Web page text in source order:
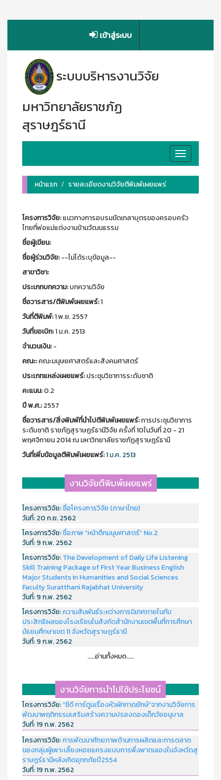
เข้าสู่ระบบ
ระบบบริหารงานวิจัย
มหาวิทยาลัยราชภัฏ
สุราษฎร์ธานี
Toggle
navigation
หน้าแรก
รายละเอียดงานวิจัยตีพิมพ์เผยแพร่
โครงการวิจัย:แนวทางการอบรมขัดเกลาบุตรของครอบครัว
ไทยที่พ่อแม่แต่งงานข้ามวัฒนธรรม
ชื่อผู้เขียน:
ชื่อผู้ร่วมวิจัย:--ไม่ได้ระบุข้อมูล--
สาขาวิชา:
ประเภทบทความ:บทความวิจัย
ชื่อวารสาร/ตีพิมพ์เผยแพร์:1
วันที่ตีพิมพ์:1 พ.ย. 2557
วันที่ขอเบิก:1 ม.ค. 2513
จำนวนเงิน:-
คณะ:คณะมนุษยศาสตร์และสังคมศาสตร์
ประเภทแหล่งเผยแพร์:ประชุมวิชาการระดับชาติ
คะแนน:0.2
ปี พ.ศ.:2557
ชื่อวารสาร/สิ่งพิมพ์ที่นำไปตีพิมพ์เผยแพร์:การประชุมวิชาการ
ระดับชาติ ราชภัฏสุราษฏร์ธานีวิจัย ครั้งที่ 10ในวันที่ 20 - 21
พฤศจิกายน 2014 ณ มหาวิทยาลัยราชภัฏสุราษฎร์ธานี
วันที่เพิ่มข้อมูลตีพิมพ์เผยแพร์:1 ม.ค. 2513
งานวิจัยตีพิมพ์เผยแพร่
โครงการวิจัย:ชื่อโครงการวิจัย (ภาษาไทย)
วันที่:20 ก.ย. 2562
โครงการวิจัย:ชื่อภาพ “หน้าตึกมนุษศาสตร์” No.2
วันที่:9 ก.พ. 2562
โครงการวิจัย:The Development of Daily Life Listening
Skill Training Package of First Year Business English
Major Students in Humanities and Social Sciences
Faculty Suratthani Rajabhat University
วันที่:9 ก.พ. 2562
โครงการวิจัย:ความสัมพันธ์ระหว่างการนิเทศภายในกับ
ประสิทธิผลของโรงเรียนในสังกัดสำนักงานเขตพื้นที่การศึกษา
มัธยมศึกษาเขต 11 จังหวัดสุราษฎร์ธานี
วันที่:9 ก.พ. 2562
.....อ่านทั้งหมด.....
งานวิจัยการนำไปใช้ประโยชน์
โครงการวิจัย:“ซีดี การ์ตูนเรื่องหัวผักกาดยักษ์”จากงานวิจัยการ
พัฒนาพฤติกรรมเสริมสร้างความปรองดองเด็กวัยอนุบาล
วันที่:19 ก.พ. 2562
โครงการวิจัย:การพัฒนาศักยภาพด้านการผลิตและการตลาด
ของกลุ่มผู้เพาะเลี้ยงหอยแครงแบบการพึ่งพาตนเองในจังหวัดสุ
ราษฏร์ธานีหลังเกิดอุทกภัยปี2554
วันที่:19 ก.พ. 2562